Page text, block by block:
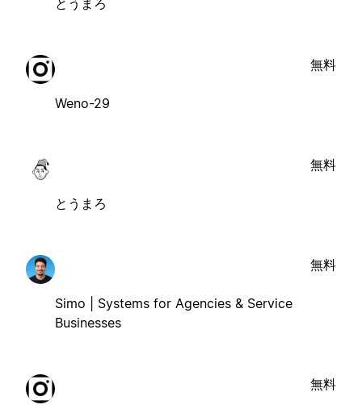
Weno-29
無料
とうまろ
無料
Simo | Systems for Agencies & Service
Businesses
無料
無料